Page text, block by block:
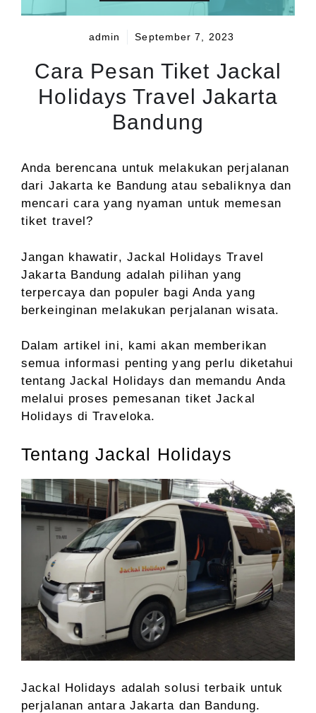
admin September 7, 2023
Cara Pesan Tiket Jackal
Holidays Travel Jakarta
Bandung
Anda berencana untuk melakukan perjalanan
dari Jakarta ke Bandung atau sebaliknya dan
mencari cara yang nyaman untuk memesan
tiket travel?
Jangan khawatir, Jackal Holidays Travel
Jakarta Bandung adalah pilihan yang
terpercaya dan populer bagi Anda yang
berkeinginan melakukan perjalanan wisata.
Dalam artikel ini, kami akan memberikan
semua informasi penting yang perlu diketahui
tentang Jackal Holidays dan memandu Anda
melalui proses pemesanan tiket Jackal
Holidays di Traveloka.
Tentang Jackal Holidays
Jackal Holidays adalah solusi terbaik untuk
perjalanan antara Jakarta dan Bandung.